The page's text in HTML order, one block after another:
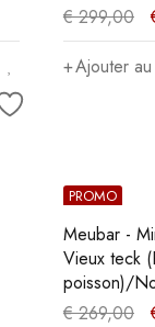
€299,00
Ajouter
PROMO
Meubar -
Vieux teck
poisson)/
€269,00